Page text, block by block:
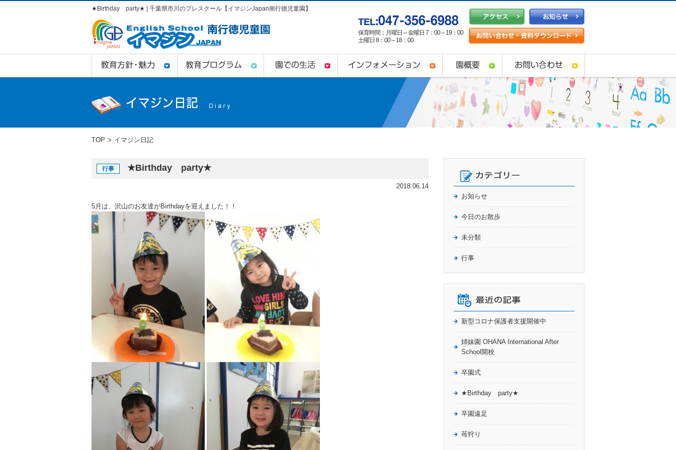
★Birthday party★ | 千葉県市川のプレスクール【イマジンJapan南行徳児童園】
保育時間：月曜日～金曜日 7：00～19：00
土曜日 8：00～18：00
TOP イマジン日記
行事 ★Birthday party★
2018.06.14
5月は、沢山のお友達がBirthdayを迎えました！！
お知らせ
今日のお散歩
未分類
行事
新型コロナ保護者支援開催中
姉妹園 OHANA International After
School開校
卒園式
★Birthday party★
卒園遠足
苺狩り